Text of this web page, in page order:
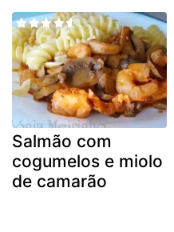
Salmão com
cogumelos e miolo
de camarão